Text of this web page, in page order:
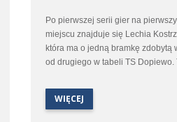
Po pierwszej serii gier na
miejscu znajduje się Lechia
która ma o jedną bramkę zdobytą
od drugiego w tabeli TS Dopiewo.
meczu strzeliła trzy bramki nie
żadnej.
WIĘCEJ